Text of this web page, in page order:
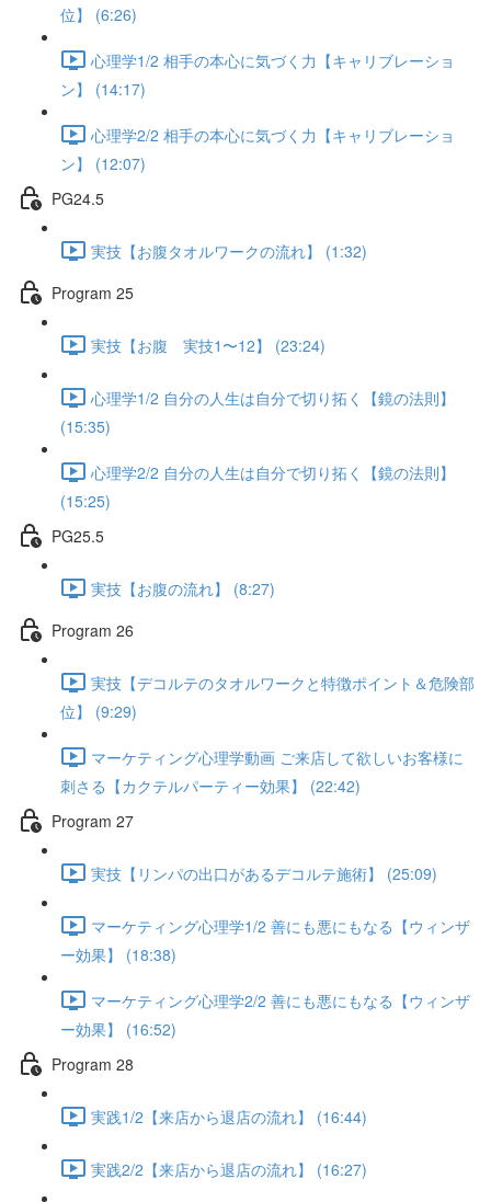
位】 (6:26)
心理学1/2 相手の本心に気づく力【キャリブレーショ
ン】 (14:17)
心理学2/2 相手の本心に気づく力【キャリブレーショ
ン】 (12:07)
PG24.5
実技【お腹タオルワークの流れ】 (1:32)
Program 25
実技【お腹 実技1〜12】 (23:24)
心理学1/2 自分の人生は自分で切り拓く【鏡の法則】
(15:35)
心理学2/2 自分の人生は自分で切り拓く【鏡の法則】
(15:25)
PG25.5
実技【お腹の流れ】 (8:27)
Program 26
実技【デコルテのタオルワークと特徴ポイント＆危険部
位】 (9:29)
マーケティング心理学動画 ご来店して欲しいお客様に
刺さる【カクテルパーティー効果】 (22:42)
Program 27
実技【リンパの出口があるデコルテ施術】 (25:09)
マーケティング心理学1/2 善にも悪にもなる【ウィンザ
ー効果】 (18:38)
マーケティング心理学2/2 善にも悪にもなる【ウィンザ
ー効果】 (16:52)
Program 28
実践1/2【来店から退店の流れ】 (16:44)
実践2/2【来店から退店の流れ】 (16:27)